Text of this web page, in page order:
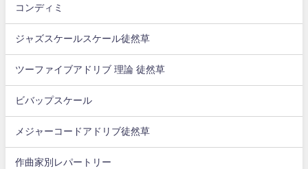
コンディミ
ジャズスケールスケール徒然草
ツーファイブアドリブ 理論 徒然草
ビバップスケール
メジャーコードアドリブ徒然草
作曲家別レパートリー